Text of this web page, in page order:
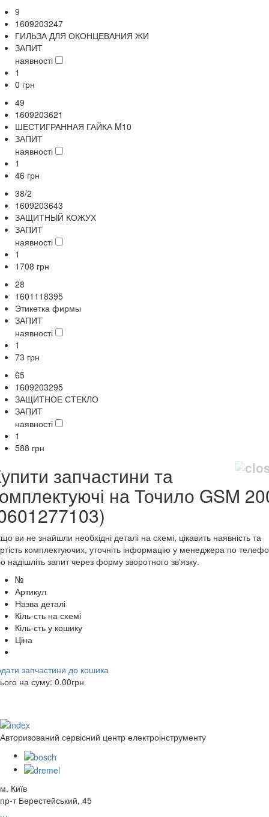
9
1609203247
ГИЛЬЗА ДЛЯ ОКОНЦЕВАНИЯ ЖИ
ЗАПИТ
наявності
1
0 грн
49
1609203621
ШЕСТИГРАННАЯ ГАЙКА M10
ЗАПИТ
наявності
1
46 грн
38/2
1609203643
ЗАЩИТНЫЙ КОЖУХ
ЗАПИТ
наявності
1
1708 грн
28
1601118395
Этикетка фирмы
ЗАПИТ
наявності
1
73 грн
65
1609203295
ЗАЩИТНОЕ СТЕКЛО
ЗАПИТ
наявності
1
588 грн
запчастини та
на Точило GSM
ви не знайшли необхідні деталі на схемі, цікавить наявність та
комплектуючих, уточніть інформацію у менеджера по
надішліть запит через форму зворотного зв'язку.
№
Артикул
Назва деталі
Кіль-сть на схемі
Кіль-сть у кошику
Ціна
запчастини до кошика
на суму: 0.00грн
Авторизований сервісний центр електроінструменту
м. Київ
пр-т Берестейський, 45